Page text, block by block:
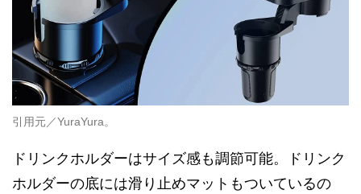
引用元／YuraYura。
ドリンクホルダーはサイズ感も調節可能。ドリンク
ホルダーの底には滑り止めマットもついているの